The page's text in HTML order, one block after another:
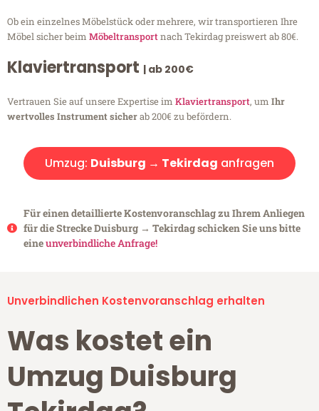
Ob ein einzelnes Möbelstück oder mehrere, wir transportieren Ihre
Möbel sicher beim Möbeltransportnach Tekirdag preiswert ab 80€.
Klaviertransport | ab 200€
Vertrauen Sie auf unsere Expertise im Klaviertransport, um Ihr
wertvolles Instrument sicherab 200€ zu befördern.
Umzug: Duisburg → Tekirdag anfragen
Für einen detaillierte Kostenvoranschlag zu Ihrem Anliegen
für die Strecke Duisburg → Tekirdag schicken Sie uns bitte
eineunverbindliche Anfrage!
Unverbindlichen Kostenvoranschlag erhalten
Was kostet ein
Umzug Duisburg